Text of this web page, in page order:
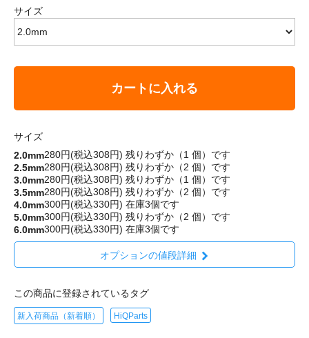
サイズ
カートに入れる
サイズ
2.0mm280円(税込308円) 残りわずか（1 個）です
2.5mm280円(税込308円) 残りわずか（2 個）です
3.0mm280円(税込308円) 残りわずか（1 個）です
3.5mm280円(税込308円) 残りわずか（2 個）です
4.0mm300円(税込330円) 在庫3個です
5.0mm300円(税込330円) 残りわずか（2 個）です
6.0mm300円(税込330円) 在庫3個です
オプションの値段詳細
この商品に登録されているタグ
新入荷商品（新着順） HiQParts